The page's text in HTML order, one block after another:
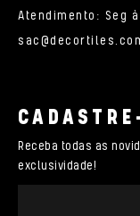
Atendimento: Seg
Receba todas as
exclusividade!